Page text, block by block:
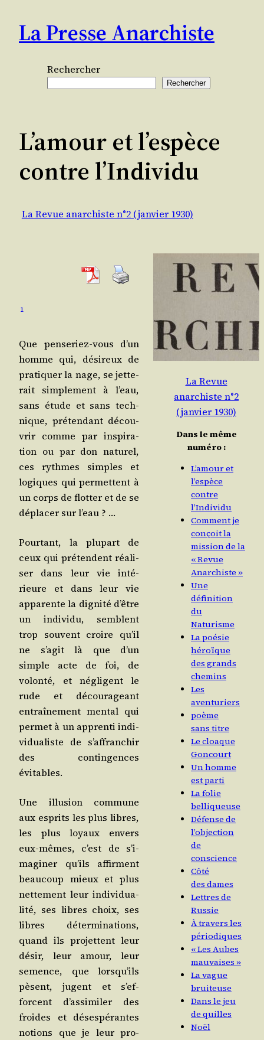
contenu
La Presse Anarchiste
Rechercher
Rechercher
L’amour et l’espèce
contre l’Individu
La Revue anarchiste n°2 (janvier 1930)
1
Que pen­se­riez-vous d’un
homme qui, dési­reux de
pra­ti­quer la nage, se jet­te­
rait sim­ple­ment à l’eau,
sans étude et sans tech­
nique, pré­ten­dant décou­
vrir comme par ins­pi­ra­
tion ou par don natu­rel,
ces rythmes simples et
logiques qui per­mettent à
un corps de flot­ter et de se
dépla­cer sur l’eau ? …
Pour­tant, la plu­part de
ceux qui pré­tendent réa­li­
ser dans leur vie inté­
rieure et dans leur vie
appa­rente la digni­té d’être
un indi­vi­du, semblent
trop sou­vent croire qu’il
ne s’a­git là que d’un
simple acte de foi, de
volon­té, et négligent le
rude et décou­ra­geant
entraî­ne­ment men­tal qui
per­met à un appren­ti indi­
vi­dua­liste de s’af­fran­chir
des contin­gences
évitables.
Une illu­sion com­mune
aux esprits les plus libres,
les plus loyaux envers
eux-mêmes, c’est de s’i­
ma­gi­ner qu’ils affirment
beau­coup mieux et plus
net­te­ment leur indi­vi­dua­
li­té, ses libres choix, ses
libres déter­mi­na­tions,
quand ils pro­jettent leur
désir, leur amour, leur
semence, que lors­qu’ils
pèsent, jugent et s’ef­
forcent d’as­si­mi­ler des
froides et déses­pé­rantes
notions que je leur pro­
La Revue
anarchiste n°2
(janvier 1930)
Dans le même
numéro :
L’amour et
l’espèce
contre
l’Individu
Comment je
conçoit la
mission de la
« Revue
Anarchiste »
Une
définition
du
Naturisme
La poésie
héroïque
des grands
chemins
Les
aventuriers
poème
sans titre
Le cloaque
Goncourt
Un homme
est parti
La folie
belliqueuse
Défense de
l’objection
de
conscience
Côté
des dames
Lettres de
Russie
À travers les
périodiques
« Les Aubes
mauvaises »
La vague
bruiteuse
Dans le jeu
de quilles
Noël